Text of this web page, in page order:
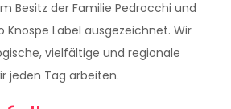
Besitz der Familie Pedrocchi und
Knospe Label ausgezeichnet. Wir
vielfältige und regionale
jeden Tag arbeiten.